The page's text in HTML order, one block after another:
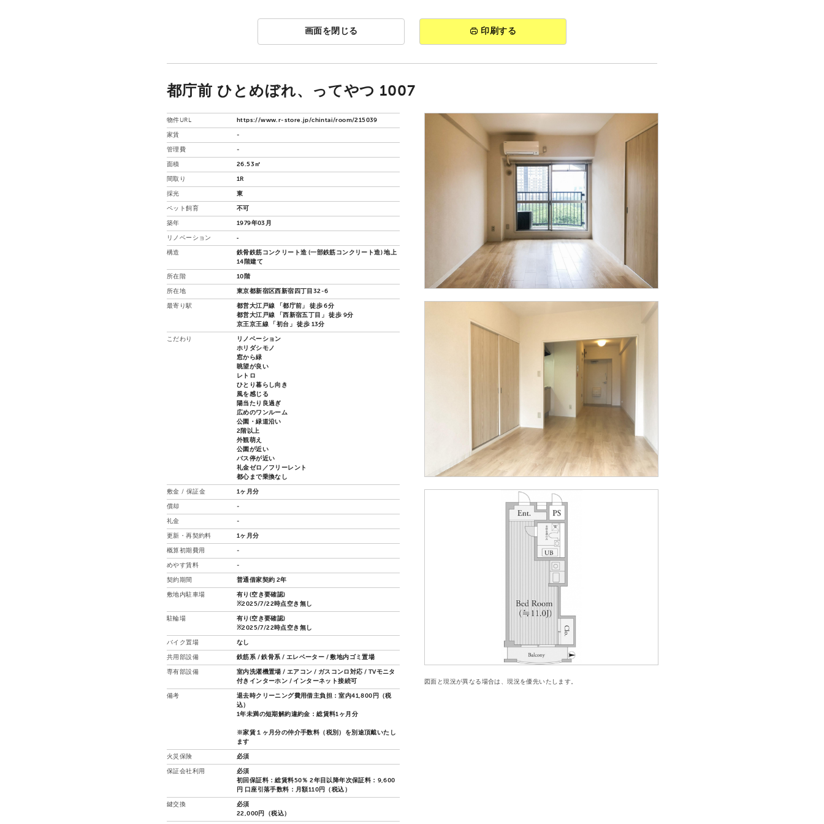
画面を閉じる 印刷する
都庁前 ひとめぼれ、ってやつ 1007
図面と現況が異なる場合は、現況を優先いたします。
物件URL https://www.r-store.jp/chintai/room/215039
家賃 -
管理費 -
面積 26.53㎡
間取り 1R
採光 東
ペット飼育 不可
築年 1979年03月
リノベーション ‐
構造
鉄骨鉄筋コンクリート造 (一部鉄筋コンクリート造) 地上
14階建て
所在階 10階
所在地 東京都新宿区西新宿四丁目32-6
最寄り駅
都営大江戸線 「都庁前」 徒歩 6分
都営大江戸線 「西新宿五丁目」 徒歩 9分
京王京王線 「初台」 徒歩 13分
こだわり
リノベーション
ホリダシモノ
窓から緑
眺望が良い
レトロ
ひとり暮らし向き
風を感じる
陽当たり良過ぎ
広めのワンルーム
公園・緑道沿い
2階以上
外観萌え
公園が近い
バス停が近い
礼金ゼロ／フリーレント
都心まで乗換なし
敷金 / 保証金 1ヶ月分
償却 -
礼金 -
更新・再契約料 1ヶ月分
概算初期費用 -
めやす賃料 -
契約期間 普通借家契約 2年
敷地内駐車場
有り(空き要確認)
※2025/7/22時点空き無し
駐輪場
有り(空き要確認)
※2025/7/22時点空き無し
バイク置場 なし
共用部設備 鉄筋系 / 鉄骨系 / エレベーター / 敷地内ゴミ置場
専有部設備
室内洗濯機置場 / エアコン / ガスコンロ対応 / TVモニタ
付きインターホン / インターネット接続可
備考
退去時クリーニング費用借主負担：室内41,800円（税
込）
1年未満の短期解約違約金：総賃料1ヶ月分
※家賃１ヶ月分の仲介手数料（税別）を別途頂戴いたし
ます
火災保険 必須
保証会社利用
必須
初回保証料：総賃料50％ 2年目以降年次保証料：9,600
円 口座引落手数料：月額110円（税込）
鍵交換
必須
22,000円（税込）